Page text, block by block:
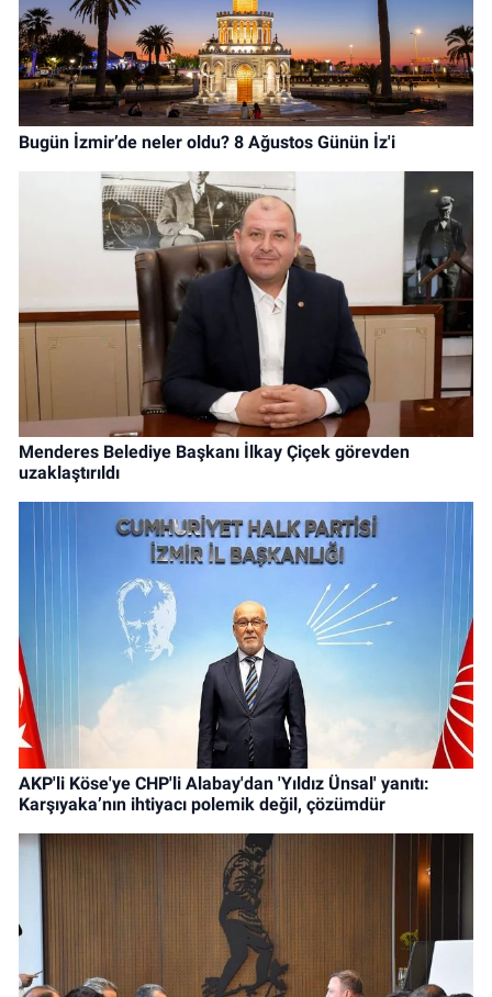
Bugün İzmir’de neler oldu? 8 Ağustos Günün İz'i
Menderes Belediye Başkanı İlkay Çiçek görevden
uzaklaştırıldı
AKP'li Köse'ye CHP'li Alabay'dan 'Yıldız Ünsal' yanıtı:
Karşıyaka’nın ihtiyacı polemik değil, çözümdür